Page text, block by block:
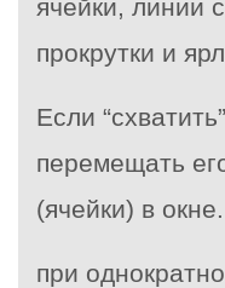
ячейки, линии
прокрутки и
Если
перемещать
(ячейки) в окне.
при